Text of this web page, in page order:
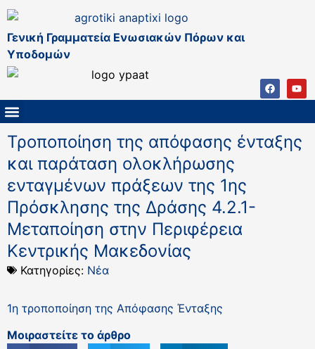
Γενική Γραμματεία Ενωσιακών Πόρων και
Υποδομών
Τροποποίηση της απόφασης ένταξης
και παράταση ολοκλήρωσης
ενταγμένων πράξεων της 1ης
Πρόσκλησης της Δράσης 4.2.1-
Μεταποίηση στην Περιφέρεια
Κεντρικής Μακεδονίας
Κατηγορίες: Νέα
1η τροποποίηση της Απόφασης Ένταξης
Μοιραστείτε το άρθρο